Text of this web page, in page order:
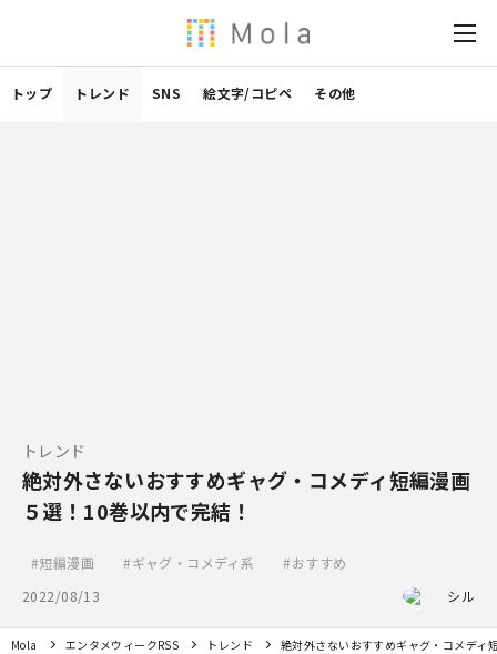
トップ トレンド SNS 絵文字/コピペ その他
トレンド
絶対外さないおすすめギャグ・コメディ短編漫画
５選！10巻以内で完結！
短編漫画 ギャグ・コメディ系
おすすめ
2022/08/13
シル
Mola エンタメウィークRSS トレンド 絶対外さないおすすめギャグ・コメディ